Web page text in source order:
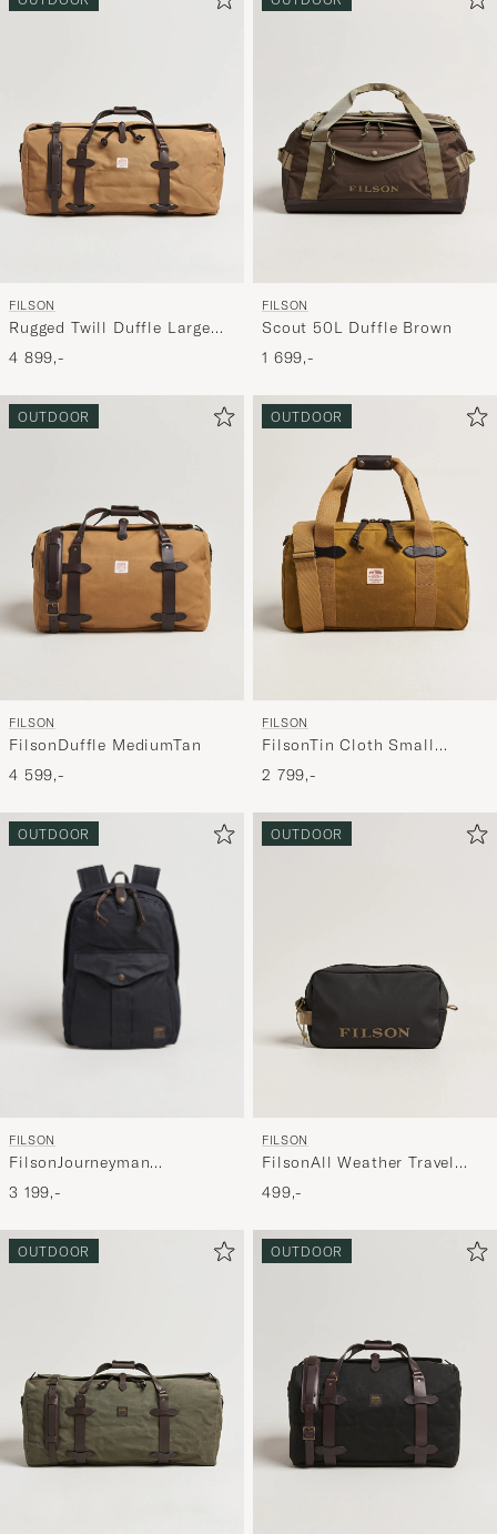
FILSON
Rugged Twill Duffle Large
Tan
4 899,-
FILSON
Scout 50L Duffle Brown
1 699,-
OUTDOOR
FILSON
FilsonDuffle MediumTan
4 599,-
OUTDOOR
FILSON
FilsonTin Cloth Small
DuffleDark Tan
2 799,-
OUTDOOR
FILSON
FilsonJourneyman
BackpackNavy
3 199,-
OUTDOOR
FILSON
FilsonAll Weather Travel
PackBlack
499,-
OUTDOOR OUTDOOR